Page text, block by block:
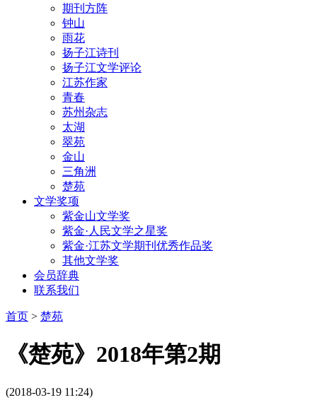
期刊方阵
钟山
雨花
扬子江诗刊
扬子江文学评论
江苏作家
青春
苏州杂志
太湖
翠苑
金山
三角洲
楚苑
文学奖项
紫金山文学奖
紫金·人民文学之星奖
紫金·江苏文学期刊优秀作品奖
其他文学奖
会员辞典
联系我们
首页 > 楚苑
《楚苑》2018年第2期
(2018-03-19 11:24)